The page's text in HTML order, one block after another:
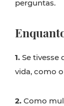
perguntas.
1. Se tivesse
vida, como
2. Como